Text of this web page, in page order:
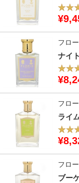
フロ
ナイ
フロ
ライ
フロ
ブー